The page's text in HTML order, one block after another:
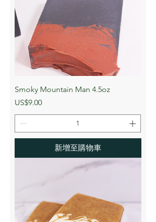
Smoky Mountain Man 4.5oz
價格
US$9.00
新增至購物車